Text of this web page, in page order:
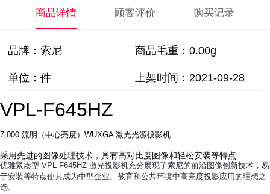
商品详情 顾客评价 购买记录
品牌：索尼 商品毛重： 0.00g
单位：件 上架时间：2021-09-28
VPL-F645HZ
7,000 流明（中心亮度）WUXGA 激光光源投影机
采用先进的图像处理技术，具有高对比度图像和轻松安装等特点
优雅紧凑型 VPL-F645HZ 激光投影机充分展现了索尼的前沿图像创新技术，易
于安装等特点使其成为中型企业、教育和公共环境中高亮度投影应用的理想之
选。